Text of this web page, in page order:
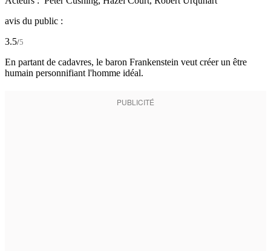
avis du public :
3.5/5
En partant de cadavres, le baron Frankenstein veut créer un être
humain personnifiant l'homme idéal.